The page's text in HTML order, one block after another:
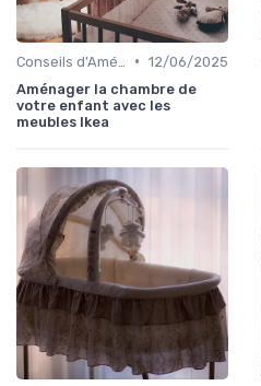
• 12/06/2025
Aménager la chambre de
votre enfant avec les
meubles Ikea